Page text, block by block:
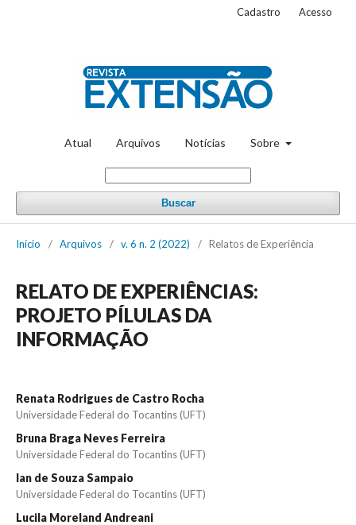
Atual Arquivos Notícias Sobre
Buscar
Cadastro Acesso
Início / Arquivos / v. 6 n. 2 (2022) / Relatos de Experiência
RELATO DE EXPERIÊNCIAS:
PROJETO PÍLULAS DA
INFORMAÇÃO
Renata Rodrigues de Castro Rocha
Universidade Federal do Tocantins (UFT)
Bruna Braga Neves Ferreira
Universidade Federal do Tocantins (UFT)
Ian de Souza Sampaio
Universidade Federal do Tocantins (UFT)
Lucila Moreland Andreani